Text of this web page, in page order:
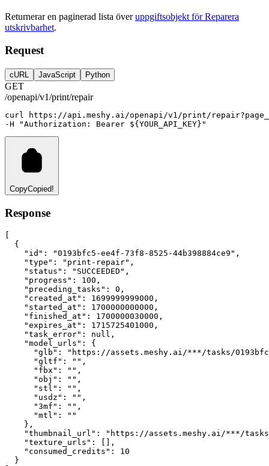
Returnerar en paginerad lista överuppgiftsobjekt för Reparera
utskrivbarhet.
Request
cURL JavaScript Python
GET
/openapi/v1/print/repair
curl
https://api.meshy.ai/openapi/v1/print/
-H
"Authorization: Bearer ${YOUR_API_KEY}"
CopyCopied!
Response
  {
"id" : "0193bfc5-ee4f-73f8-8525-44b398884ce9" ,
"type" : "print-repair" ,
"status" : "SUCCEEDED" ,
"progress" : 100 ,
"preceding_tasks" : 0 ,
"created_at" : 1699999999000 ,
"started_at" : 1700000000000 ,
"finished_at" : 1700000030000 ,
"expires_at" : 1715725401000 ,
"task_error" : null ,
"model_urls" :
{
"glb" :
"https://assets.meshy.ai/***/tasks/
"gltf" : "" ,
"fbx" : "" ,
"obj" : "" ,
"stl" : "" ,
"usdz" : "" ,
"3mf" : "" ,
"mtl" :
""
    }
,
"thumbnail_url" :
"https://assets.meshy.ai/***/tasks/
"texture_urls" :
,
"consumed_credits" :
10
  }